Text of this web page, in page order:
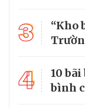
3
“Kho
4
10
bình